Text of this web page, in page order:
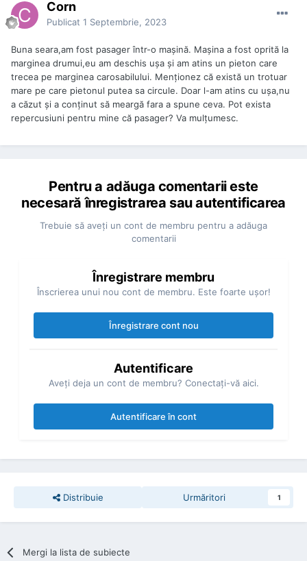
Corn
Publicat 1 Septembrie, 2023
Buna seara,am fost pasager într-o mașină. Mașina a fost oprită la
marginea drumui,eu am deschis ușa și am atins un pieton care
trecea pe marginea carosabilului. Menționez că există un trotuar
mare pe care pietonul putea sa circule. Doar l-am atins cu ușa,nu
a căzut și a conținut să meargă fara a spune ceva. Pot exista
repercusiuni pentru mine că pasager? Va mulțumesc.
Pentru a adăuga comentarii este
necesară înregistrarea sau autentificarea
Trebuie să aveţi un cont de membru pentru a adăuga
comentarii
Înregistrare membru
Înscrierea unui nou cont de membru. Este foarte uşor!
Înregistrare cont nou
Autentificare
Aveţi deja un cont de membru? Conectaţi-vă aici.
Autentificare în cont
Distribuie Urmăritori 1
Mergi la lista de subiecte